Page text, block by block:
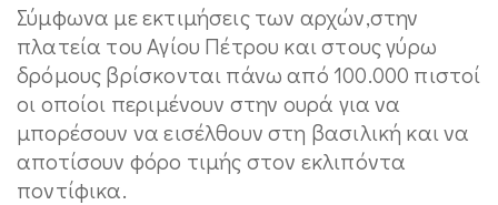
Σύμφωνα με εκτιμήσεις των αρχών,στην
πλατεία του Αγίου Πέτρου και στους γύρω
δρόμους βρίσκονται πάνω από 100.000 πιστοί
οι οποίοι περιμένουν στην ουρά για να
μπορέσουν να εισέλθουν στη βασιλική και να
αποτίσουν φόρο τιμής στον εκλιπόντα
ποντίφικα.